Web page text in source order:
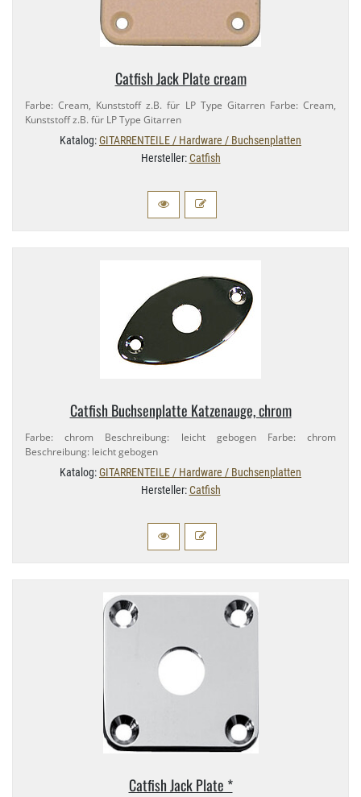
Catfish Jack Plate cream
Farbe: Cream, Kunststoff z.​B. für LP Type Gitarren Farbe: Cream,
Kunststoff z.​B. für LP Type Gitarren
Katalog:GITARRENTEILE / Hardware / Buchsenplatten
Hersteller:Catfish
Catfish Buchsenplatte Katzenauge, chrom
Farbe: chrom Beschreibung: leicht gebogen Farbe: chrom
Beschreibung: leicht gebogen
Katalog:GITARRENTEILE / Hardware / Buchsenplatten
Hersteller:Catfish
Catfish Jack Plate *